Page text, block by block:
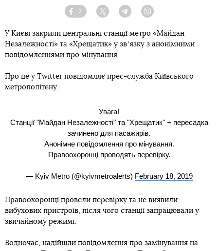
Facebook
2
Twitter TelegramViber
У Києві закрили центральні станції метро «Майдан
Незалежності» та «Хрещатик» у звʼязку з анонімними
повідомленнями про мінування.
Про це у Twitter повідомляє прес-служба Київського
метрополітену.
Увага!
Станції "Майдан Незалежності" та "Хрещатик" + пересадка
зачинено для пасажирів.
Анонімне повідомлення про мінування.
Правоохоронці проводять перевірку.
— Kyiv Metro (@kyivmetroalerts) February 18, 2019
Правоохоронці провели перевірку та не виявили
вибухових пристроїв, після чого станції запрацювали у
звичайному режимі.
Водночас, надійшли повідомлення про замінування на